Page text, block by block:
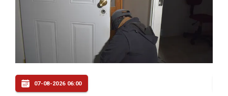
06-08-2026 22:00